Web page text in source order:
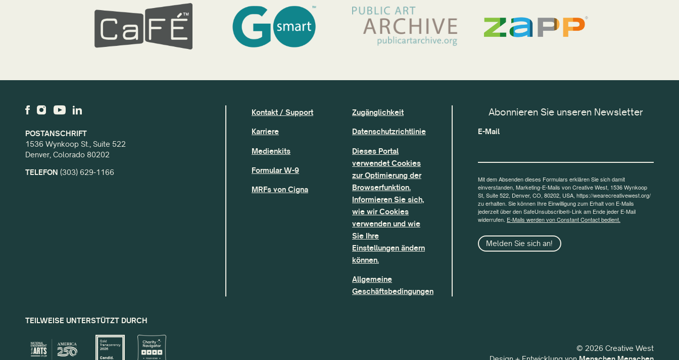
POSTANSCHRIFT
1536 Wynkoop St., Suite 522
Denver, Colorado 80202
TELEFON (303) 629-1166
Kontakt / Support
Karriere
Medienkits
Formular W-9
MRFs von Cigna
Zugänglichkeit
Datenschutzrichtlinie
Dieses Portal
verwendet Cookies
zur Optimierung der
Browserfunktion.
Informieren Sie sich,
wie wir Cookies
verwenden und wie
Sie Ihre
Einstellungen ändern
können.
Allgemeine
Geschäftsbedingungen
Abonnieren Sie unseren Newsletter
E-Mail
Mit dem Absenden dieses Formulars erklären Sie sich damit
einverstanden, Marketing-E-Mails von Creative West, 1536 Wynkoop
St, Suite 522, Denver, CO, 80202, USA, https://wearecreativewest.org/
zu erhalten. Sie können Ihre Einwilligung zum Erhalt von E-Mails
jederzeit über den SafeUnsubscribe®-Link am Ende jeder E-Mail
widerrufen. E-Mails werden von Constant Contact bedient.
Melden Sie sich an!
TEILWEISE UNTERSTÜTZT DURCH
© 2026 Creative West